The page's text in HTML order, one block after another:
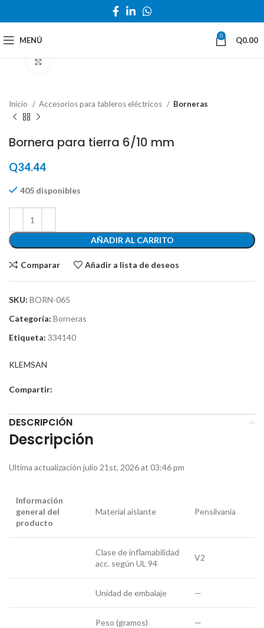
MENÚ 0 Q0.00
Inicio Accesorios para tableros eléctricos Borneras
Bornera para tierra 6/10 mm
Q34.44
405 disponibles
AÑADIR AL CARRITO
Comparar Añadir a lista de deseos
SKU: BORN-065
Categoría: Borneras
Etiqueta: 334140
KLEMSAN
Compartir:
DESCRIPCIÓN
Descripción
Ultima actualización julio 21st, 2026 at 03:46 pm
Información
general del
producto
Material aislante Pensilvania
Clase de inflamabilidad
acc. según UL 94
V2
Unidad de embalaje —
Peso (gramos) —